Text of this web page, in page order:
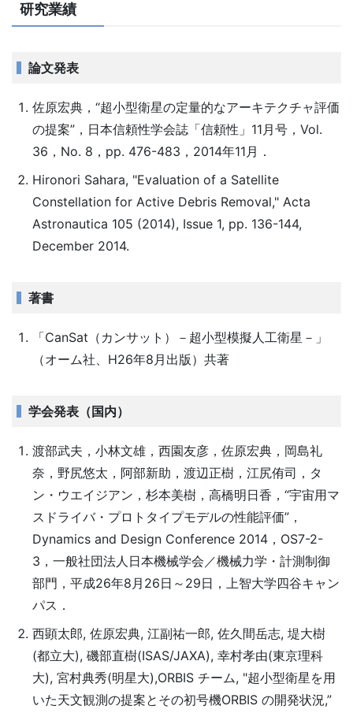
研究業績
論文発表
佐原宏典，“超小型衛星の定量的なアーキテクチャ評価
の提案”，日本信頼性学会誌「信頼性」11月号，Vol.
36，No. 8，pp. 476-483，2014年11月．
Hironori Sahara, "Evaluation of a Satellite
Constellation for Active Debris Removal," Acta
Astronautica 105 (2014), Issue 1, pp. 136-144,
December 2014.
著書
「CanSat（カンサット）－超小型模擬人工衛星－」
（オーム社、H26年8月出版）共著
学会発表（国内）
渡部武夫，小林文雄，西園友彦，佐原宏典，岡島礼
奈，野尻悠太，阿部新助，渡辺正樹，江尻侑司，タ
ン・ウエイジアン，杉本美樹，高橋明日香，“宇宙用マ
スドライバ・プロトタイプモデルの性能評価”，
Dynamics and Design Conference 2014，OS7-2-
3，一般社団法人日本機械学会／機械力学・計測制御
部門，平成26年8月26日～29日，上智大学四谷キャン
パス．
西顕太郎, 佐原宏典, 江副祐一郎, 佐久間岳志, 堤大樹
(都立大), 磯部直樹(ISAS/JAXA), 幸村孝由(東京理科
大), 宮村典秀(明星大),ORBIS チーム, "超小型衛星を用
いた天文観測の提案とその初号機ORBIS の開発状況,”